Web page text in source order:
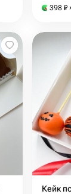
398 ₽
Кейк